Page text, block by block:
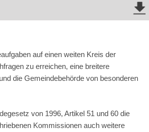
auf einen weiten Kreis der
zu erreichen, eine breitere
die Gemeindebehörde von besonderen
von 1996, Artikel 51 und 60 die
Kommissionen auch weitere